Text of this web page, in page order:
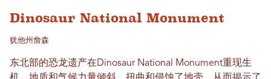
Dinosaur National Monument
犹他州詹森
东北部的恐龙遗产在Dinosaur National Monument重现生